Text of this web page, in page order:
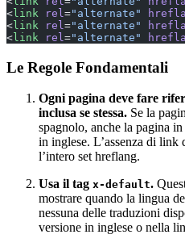
< link rel ="alternate"
< link rel ="alternate"
< link rel ="alternate"
Le Regole Fondamentali
Ogni pagina deve fare
inclusa se stessa. Se la
spagnolo, anche la pagina
in inglese. L’assenza di
l’intero set hreflang.
Usa il tag x-default.
mostrare quando la lingua
nessuna delle traduzioni
versione in inglese o nella